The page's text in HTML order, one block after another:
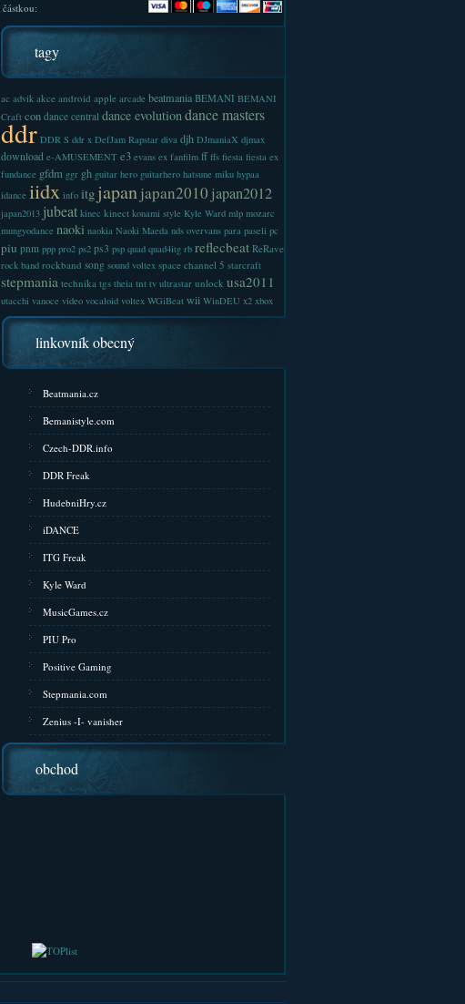
částkou:
tagy
ac advik akce android apple arcade beatmania BEMANI BEMANI
Craft con dance central dance evolutiondance masters
ddr DDR S ddr x DefJam Rapstar diva djh DJmaniaX djmax
download e-AMUSEMENT e3 evans ex fanfilm ff ffs fiesta fiesta ex
fundance gfdm ggr gh guitar hero guitarhero hatsune miku hypaa
idance iidx info itg japanjapan2010 japan2012
japan2013 jubeat kinec kinect konami style Kyle Ward mlp mozarc
mungyodance naoki naokia Naoki Maeda nds overvans para paseli pc
piu pnm ppp pro2 ps2 ps3 psp quad quad4itg rb reflecbeat ReRave
rock band rockband song sound voltex space channel 5 starcraft
stepmania technika tgs theia tnt tv ultrastar unlock usa2011
utacchi vanoce video vocaloid voltex WGiBeat wii WinDEU x2 xbox
linkovník obecný
Beatmania.cz
Bemanistyle.com
Czech-DDR.info
DDR Freak
HudebniHry.cz
iDANCE
ITG Freak
Kyle Ward
MusicGames.cz
PIU Pro
Positive Gaming
Stepmania.com
Zenius -I- vanisher
obchod